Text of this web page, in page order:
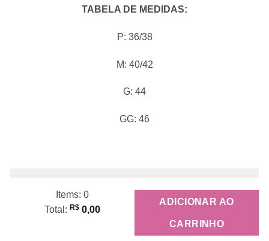
TABELA DE MEDIDAS:
P: 36/38
M: 40/42
G: 44
GG: 46
Items: 0
Total : R$ 0,00
ADICIONAR AO
CARRINHO